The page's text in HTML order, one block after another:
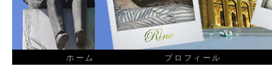
ホーム プロフィール